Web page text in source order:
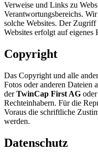
Verweise und Links zu
Verantwortungsbereichs.
solche Websites. Der
Websites erfolgt auf eigenes
Copyright
Das Copyright und alle
Fotos oder anderen Dateien
derTwinCap First AG
Rechteinhabern. Für die
Voraus die schriftliche
werden.
Datenschutz